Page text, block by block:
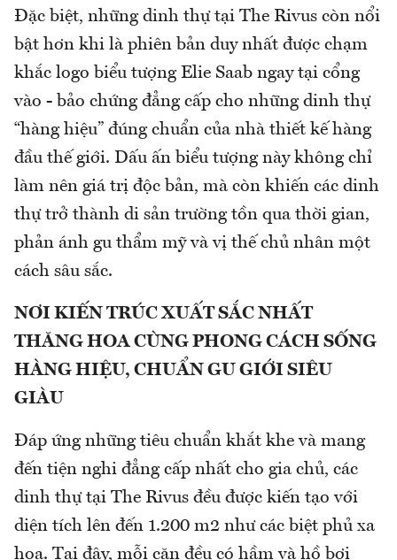
Đặc biệt, những dinh thự tại The Rivus còn nổi
bật hơn khi là phiên bản duy nhất được chạm
khắc logo biểu tượng Elie Saab ngay tại cổng
vào - bảo chứng đẳng cấp cho những dinh thự
“hàng hiệu” đúng chuẩn của nhà thiết kế hàng
đầu thế giới. Dấu ấn biểu tượng này không chỉ
làm nên giá trị độc bản, mà còn khiến các dinh
thự trở thành di sản trường tồn qua thời gian,
phản ánh gu thẩm mỹ và vị thế chủ nhân một
cách sâu sắc.
NƠI KIẾN TRÚC XUẤT SẮC NHẤT
THĂNG HOA CÙNG PHONG CÁCH SỐNG
HÀNG HIỆU, CHUẨN GU GIỚI SIÊU
GIÀU
Đáp ứng những tiêu chuẩn khắt khe và mang
đến tiện nghi đẳng cấp nhất cho gia chủ, các
dinh thự tại The Rivus đều được kiến tạo với
diện tích lên đến 1.200 m2 như các biệt phủ xa
hoa. Tại đây, mỗi căn đều có hầm và hồ bơi